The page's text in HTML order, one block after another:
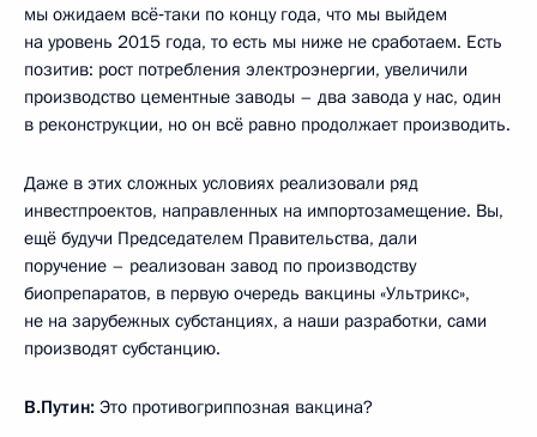
мы ожидаем всё‑таки по концу года, что мы выйдем
на уровень 2015 года, то есть мы ниже не сработаем. Есть
позитив: рост потребления электроэнергии, увеличили
производство цементные заводы – два завода у нас, один
в реконструкции, но он всё равно продолжает производить.
Даже в этих сложных условиях реализовали ряд
инвестпроектов, направленных на импортозамещение. Вы,
ещё будучи Председателем Правительства, дали
поручение – реализован завод по производству
биопрепаратов, в первую очередь вакцины «Ультрикс»,
не на зарубежных субстанциях, а наши разработки, сами
производят субстанцию.
В.Путин: Это противогриппозная вакцина?